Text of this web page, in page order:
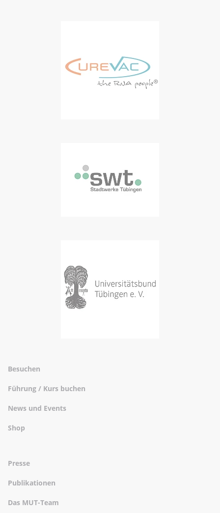
Besuchen
Führung / Kurs buchen
News und Events
Shop
Presse
Publikationen
Das MUT-Team